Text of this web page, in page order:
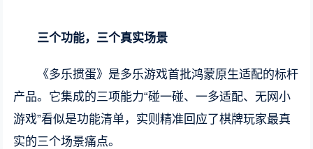
三个功能，三个真实场景
《多乐掼蛋》是多乐游戏首批鸿蒙原生适配的标杆
产品。它集成的三项能力“碰一碰、一多适配、无网小
游戏”看似是功能清单，实则精准回应了棋牌玩家最真
实的三个场景痛点。